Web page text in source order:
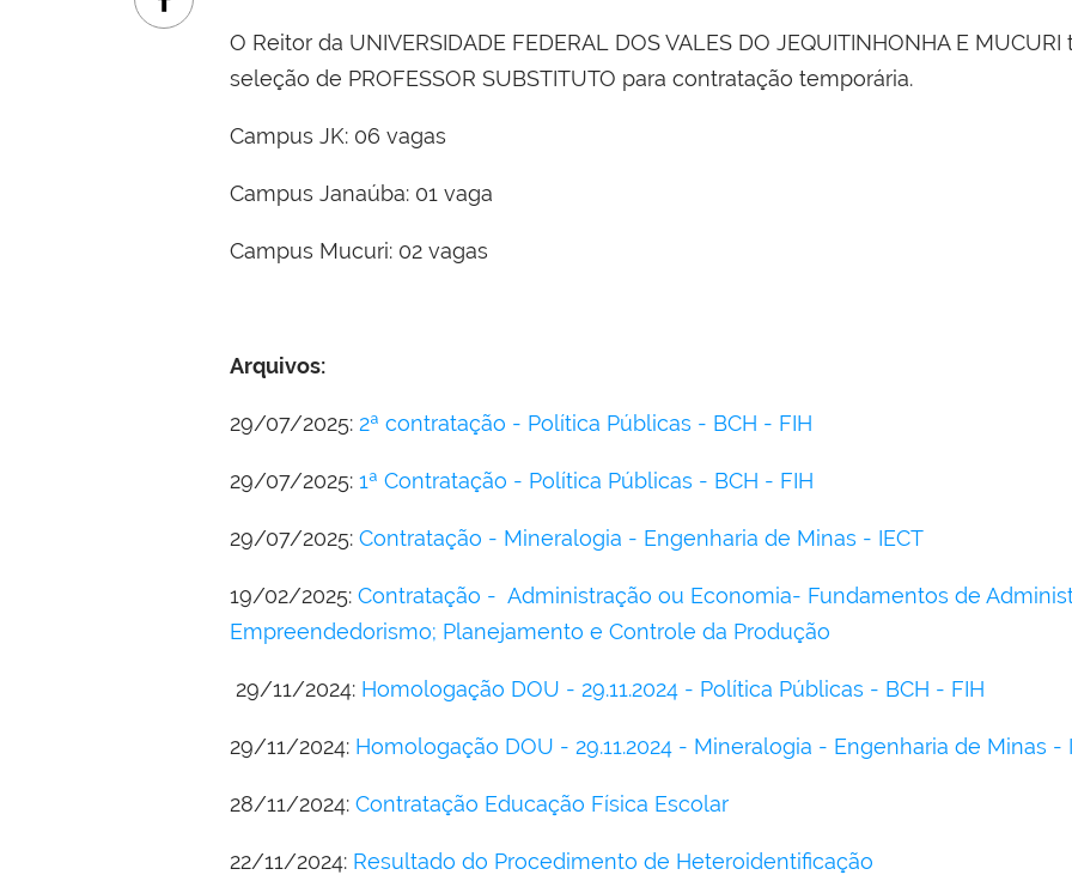
O Reitor da UNIVERSIDADE FEDERAL DOS VALES DO JEQUITINHONHA E
seleção de PROFESSOR SUBSTITUTO para contratação temporária.
Campus JK: 06 vagas
Campus Janaúba: 01 vaga
Campus Mucuri: 02 vagas
Arquivos:
29/07/2025: 2ª contratação - Política Públicas - BCH - FIH
29/07/2025: 1ª Contratação - Política Públicas - BCH - FIH
29/07/2025: Contratação - Mineralogia - Engenharia de Minas - IECT
19/02/2025: Contratação - Administração ou Economia- Fundamentos de
Empreendedorismo; Planejamento e Controle da Produção
29/11/2024: Homologação DOU - 29.11.2024 - Política Públicas - BCH - FIH
29/11/2024: Homologação DOU - 29.11.2024 - Mineralogia - Engenharia de Minas -
28/11/2024: Contratação Educação Física Escolar
22/11/2024: Resultado do Procedimento de Heteroidentificação